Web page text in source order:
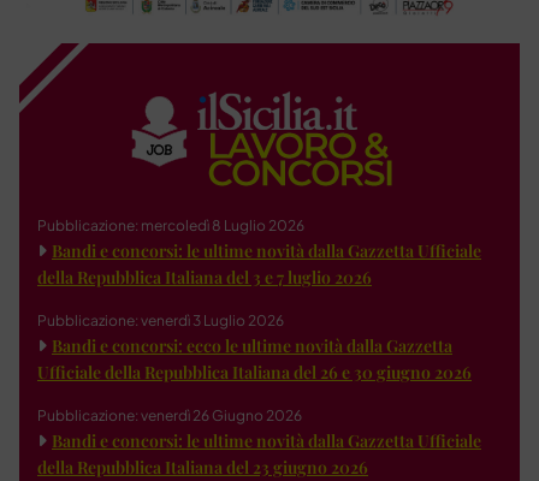
Pubblicazione: mercoledì 8 Luglio 2026
Bandi e concorsi: le ultime novità dalla Gazzetta Ufficiale
della Repubblica Italiana del 3 e 7 luglio 2026
Pubblicazione: venerdì 3 Luglio 2026
Bandi e concorsi: ecco le ultime novità dalla Gazzetta
Ufficiale della Repubblica Italiana del 26 e 30 giugno 2026
Pubblicazione: venerdì 26 Giugno 2026
Bandi e concorsi: le ultime novità dalla Gazzetta Ufficiale
della Repubblica Italiana del 23 giugno 2026